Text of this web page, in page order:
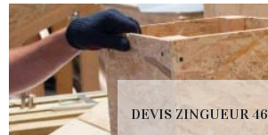
DEVIS ZINGUEUR 46